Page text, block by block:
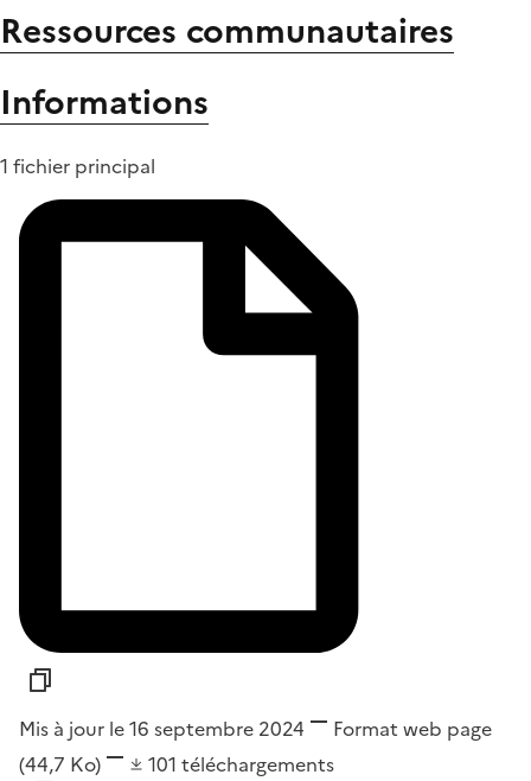
Ressources communautaires
Informations
1 fichier principal
Mis à jour le 16 septembre 2024 Format web page
(44,7 Ko)
101 téléchargements